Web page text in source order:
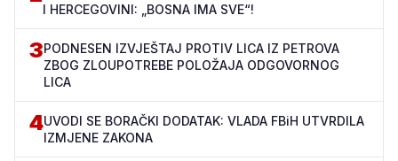
I HERCEGOVINI: „BOSNA IMA SVE“!
3PODNESEN IZVJEŠTAJ PROTIV LICA IZ PETROVA
ZBOG ZLOUPOTREBE POLOŽAJA ODGOVORNOG
LICA
4UVODI SE BORAČKI DODATAK: VLADA FBiH UTVRDILA
IZMJENE ZAKONA